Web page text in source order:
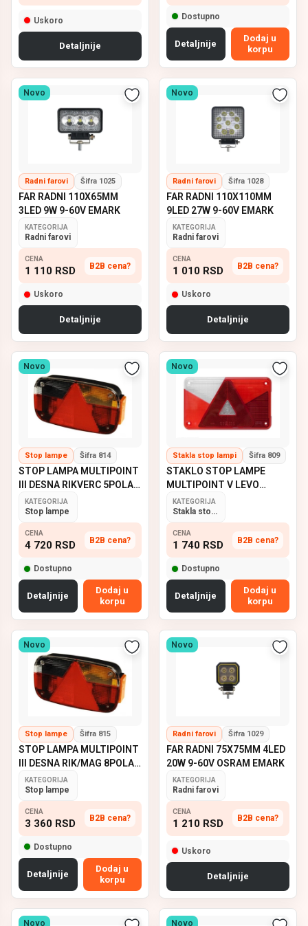
Uskoro
Detaljnije
Dostupno
Detaljnije
Dodaj u
korpu
Novo
Radni farovi Šifra 1025
FAR RADNI 110X65MM
3LED 9W 9-60V EMARK
KATEGORIJA
Radni farovi
CENA
1 110 RSD B2B cena?
Uskoro
Detaljnije
Novo
Radni farovi Šifra 1028
FAR RADNI 110X110MM
9LED 27W 9-60V EMARK
KATEGORIJA
Radni farovi
CENA
1 010 RSD B2B cena?
Uskoro
Detaljnije
Novo
Stop lampe Šifra 814
STOP LAMPA MULTIPOINT
III DESNA RIKVERC 5POLA
ASPOCK
KATEGORIJA
Stop lampe
CENA
4 720 RSD B2B cena?
Dostupno
Detaljnije
Dodaj u
korpu
Novo
Stakla stop lampi Šifra 809
STAKLO STOP LAMPE
MULTIPOINT V LEVO
ASPOCK
KATEGORIJA
Stakla stop lampi
CENA
1 740 RSD B2B cena?
Dostupno
Detaljnije
Dodaj u
korpu
Novo
Stop lampe Šifra 815
STOP LAMPA MULTIPOINT
III DESNA RIK/MAG 8POLA
ASPOCK
KATEGORIJA
Stop lampe
CENA
3 360 RSD B2B cena?
Dostupno
Detaljnije
Dodaj u
korpu
Novo
Radni farovi Šifra 1029
FAR RADNI 75X75MM 4LED
20W 9-60V OSRAM EMARK
KATEGORIJA
Radni farovi
CENA
1 210 RSD B2B cena?
Uskoro
Detaljnije
Novo Novo